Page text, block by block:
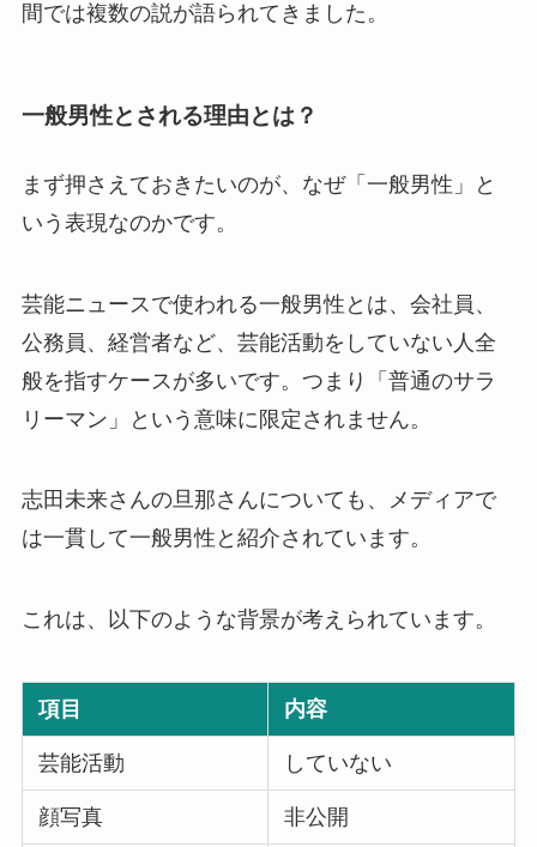
間では複数の説が語られてきました。
一般男性とされる理由とは？
まず押さえておきたいのが、なぜ「一般男性」と
いう表現なのかです。
芸能ニュースで使われる一般男性とは、会社員、
公務員、経営者など、芸能活動をしていない人全
般を指すケースが多いです。つまり「普通のサラ
リーマン」という意味に限定されません。
志田未来さんの旦那さんについても、メディアで
は一貫して一般男性と紹介されています。
これは、以下のような背景が考えられています。
項目 内容
芸能活動 していない
顔写真 非公開